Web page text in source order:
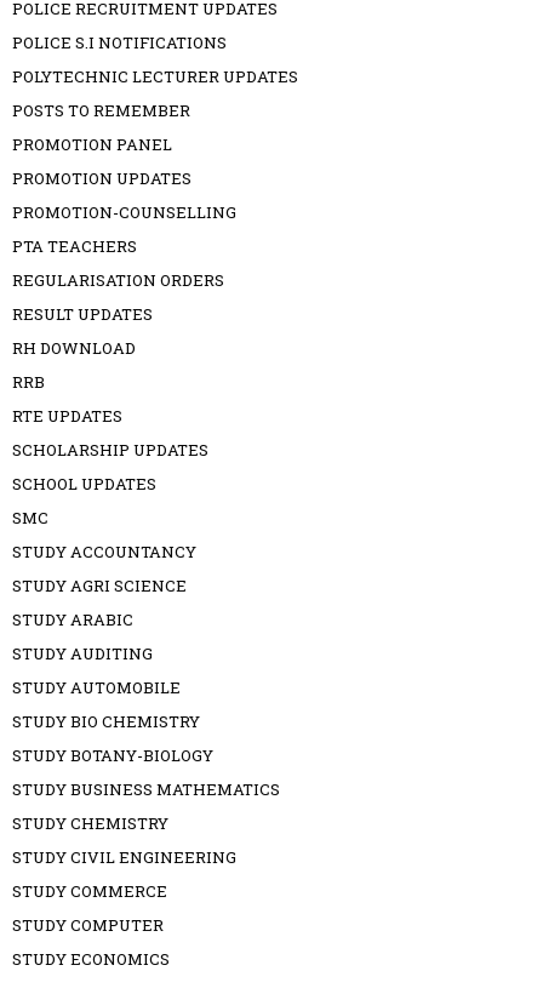
POLICE RECRUITMENT UPDATES
POLICE S.I NOTIFICATIONS
POLYTECHNIC LECTURER UPDATES
POSTS TO REMEMBER
PROMOTION PANEL
PROMOTION UPDATES
PROMOTION-COUNSELLING
PTA TEACHERS
REGULARISATION ORDERS
RESULT UPDATES
RH DOWNLOAD
RRB
RTE UPDATES
SCHOLARSHIP UPDATES
SCHOOL UPDATES
SMC
STUDY ACCOUNTANCY
STUDY AGRI SCIENCE
STUDY ARABIC
STUDY AUDITING
STUDY AUTOMOBILE
STUDY BIO CHEMISTRY
STUDY BOTANY-BIOLOGY
STUDY BUSINESS MATHEMATICS
STUDY CHEMISTRY
STUDY CIVIL ENGINEERING
STUDY COMMERCE
STUDY COMPUTER
STUDY ECONOMICS